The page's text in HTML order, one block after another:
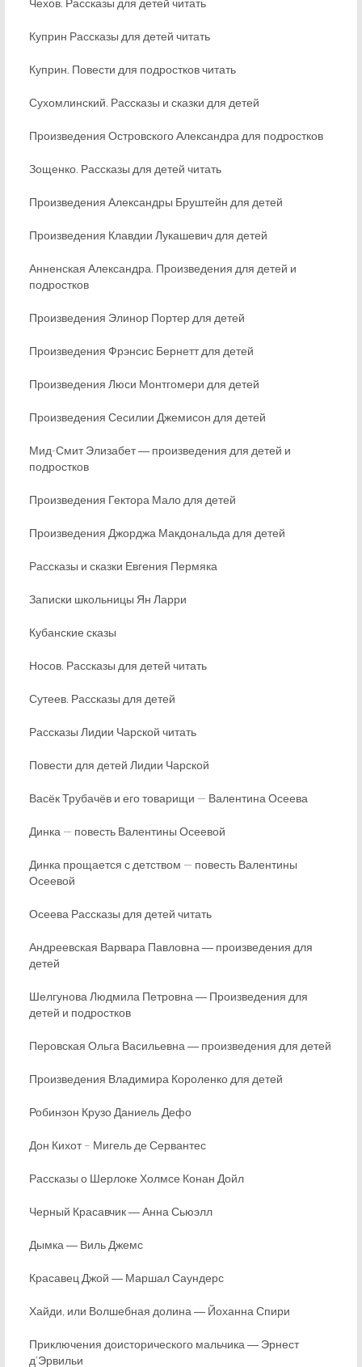
Чехов. Рассказы для детей читать
Куприн Рассказы для детей читать
Куприн. Повести для подростков читать
Сухомлинский. Рассказы и сказки для детей
Произведения Островского Александра для подростков
Зощенко. Рассказы для детей читать
Произведения Александры Бруштейн для детей
Произведения Клавдии Лукашевич для детей
Анненская Александра. Произведения для детей и
подростков
Произведения Элинор Портер для детей
Произведения Фрэнсис Бернетт для детей
Произведения Люси Монтгомери для детей
Произведения Сесилии Джемисон для детей
Мид-Смит Элизабет ― произведения для детей и
подростков
Произведения Гектора Мало для детей
Произведения Джорджа Макдональда для детей
Рассказы и сказки Евгения Пермяка
Записки школьницы Ян Ларри
Кубанские сказы
Носов. Рассказы для детей читать
Сутеев. Рассказы для детей
Рассказы Лидии Чарской читать
Повести для детей Лидии Чарской
Васёк Трубачёв и его товарищи — Валентина Осеева
Динка — повесть Валентины Осеевой
Динка прощается с детством — повесть Валентины
Осеевой
Осеева Рассказы для детей читать
Андреевская Варвара Павловна ― произведения для
детей
Шелгунова Людмила Петровна ― Произведения для
детей и подростков
Перовская Ольга Васильевна ― произведения для детей
Произведения Владимира Короленко для детей
Робинзон Крузо Даниель Дефо
Дон Кихот – Мигель де Сервантес
Рассказы о Шерлоке Холмсе Конан Дойл
Черный Красавчик ― Анна Сьюэлл
Дымка ― Виль Джемс
Красавец Джой ― Маршал Саундерс
Хайди, или Волшебная долина ― Йоханна Спири
Приключения доисторического мальчика ― Эрнест
д’Эрвильи